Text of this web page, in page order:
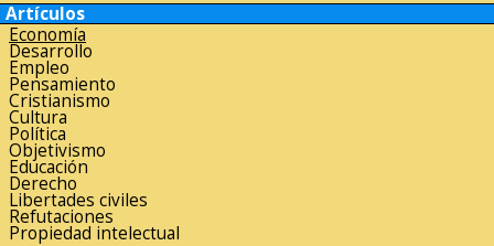
Artículos
Economía
Desarrollo
Empleo
Pensamiento
Cristianismo
Cultura
Política
Objetivismo
Educación
Derecho
Libertades civiles
Refutaciones
Propiedad intelectual